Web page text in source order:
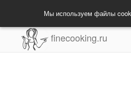
Мы используем файлы
finecooking.ru